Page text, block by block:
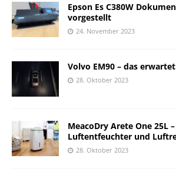
Epson Es C380W
vorgestellt
24. November 2023
Volvo EM90 – das
28. Oktober 2023
MeacoDry Arete One 25L
Luftentfeuchter und
28. Oktober 2023